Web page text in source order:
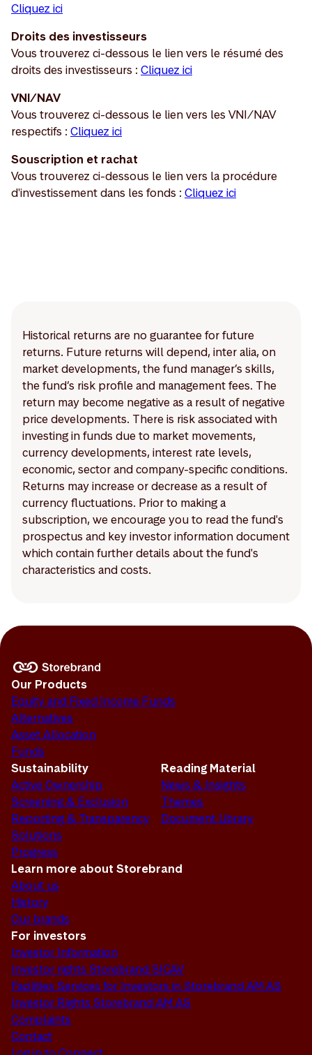
Cliquez ici
Droits des investisseurs
Vous trouverez ci-dessous le lien vers le résumé des
droits des investisseurs : Cliquez ici
VNI/NAV
Vous trouverez ci-dessous le lien vers les VNI/NAV
respectifs : Cliquez ici
Souscription et rachat
Vous trouverez ci-dessous le lien vers la procédure
d'investissement dans les fonds : Cliquez ici
Historical returns are no guarantee for future
returns. Future returns will depend, inter alia, on
market developments, the fund manager’s skills,
the fund’s risk profile and management fees. The
return may become negative as a result of negative
price developments. There is risk associated with
investing in funds due to market movements,
currency developments, interest rate levels,
economic, sector and company-specific conditions.
Returns may increase or decrease as a result of
currency fluctuations. Prior to making a
subscription, we encourage you to read the fund's
prospectus and key investor information document
which contain further details about the fund's
characteristics and costs.
Our Products
Equity and Fixed Income Funds
Alternatives
Asset Allocation
Funds
Sustainability
Active Ownership
Screening & Exclusion
Reporting & Transparency
Solutions
Progress
Reading Material
News & Insights
Themes
Document Library
Learn more about Storebrand
About us
History
Our brands
For investors
Investor Information
Investor rights Storebrand SICAV
Facilities Services for Investors in Storebrand AM AS
Investor Rights Storebrand AM AS
Complaints
Contact